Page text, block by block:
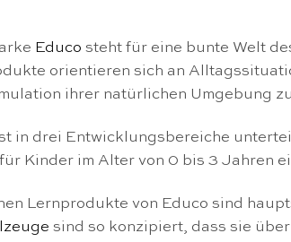
Educo steht für eine bunte Welt
orientieren sich an
ihrer natürlichen Umgebung
in drei Entwicklungsbereiche
für Kinder im Alter von 0 bis 3 Jahren
Lernprodukte von Educo sind
sind so konzipiert, dass sie